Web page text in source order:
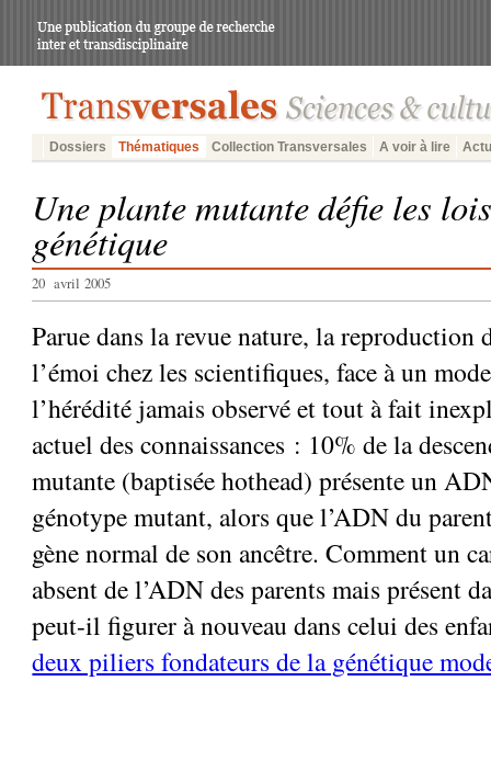
Dossiers Thématiques Collection Transversales A voir à lire
Une plante mutante défie les
génétique
20 avril 2005
Parue dans la revue nature, la reproduction
l’émoi chez les scientifiques, face à un
l’hérédité jamais observé et tout à fait
actuel des connaissances : 10% de la
mutante (baptisée hothead) présente un
génotype mutant, alors que l’ADN du
gène normal de son ancêtre. Comment un
absent de l’ADN des parents mais présent
peut-il figurer à nouveau dans celui des
deux piliers fondateurs de la génétique